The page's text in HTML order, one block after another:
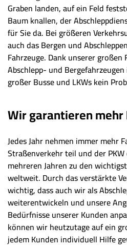
Graben landen, auf ein Feld
Baum knallen, der
für Sie da. Bei größeren
auch das Bergen und
Fahrzeuge. Dank unserer
Abschlepp- und
großer Busse und LKWs kein
Wir garantieren
Jedes Jahr nehmen immer mehr
Straßenverkehr teil und der
mehreren Jahren zu den
weltweit. Durch das verstärkte
wichtig, dass auch wir als
weiterentwickeln und unsere
Bedürfnisse unserer Kunden
können wir heutzutage auf ein
jedem Kunden individuell Hilfe